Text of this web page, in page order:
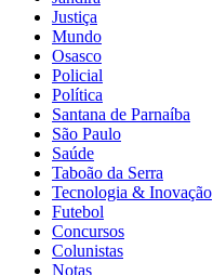
Justiça
Mundo
Osasco
Policial
Política
Santana de Parnaíba
São Paulo
Saúde
Taboão da Serra
Tecnologia & Inovação
Futebol
Concursos
Colunistas
Notas